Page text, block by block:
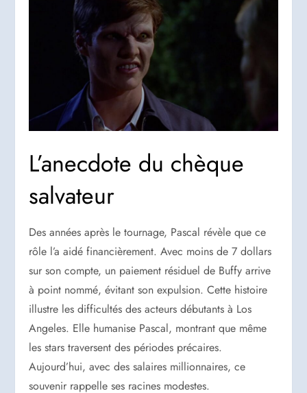
L’anecdote du chèque
salvateur
Des années après le tournage, Pascal révèle que ce
rôle l’a aidé financièrement. Avec moins de 7 dollars
sur son compte, un paiement résiduel de Buffy arrive
à point nommé, évitant son expulsion. Cette histoire
illustre les difficultés des acteurs débutants à Los
Angeles. Elle humanise Pascal, montrant que même
les stars traversent des périodes précaires.
Aujourd’hui, avec des salaires millionnaires, ce
souvenir rappelle ses racines modestes.